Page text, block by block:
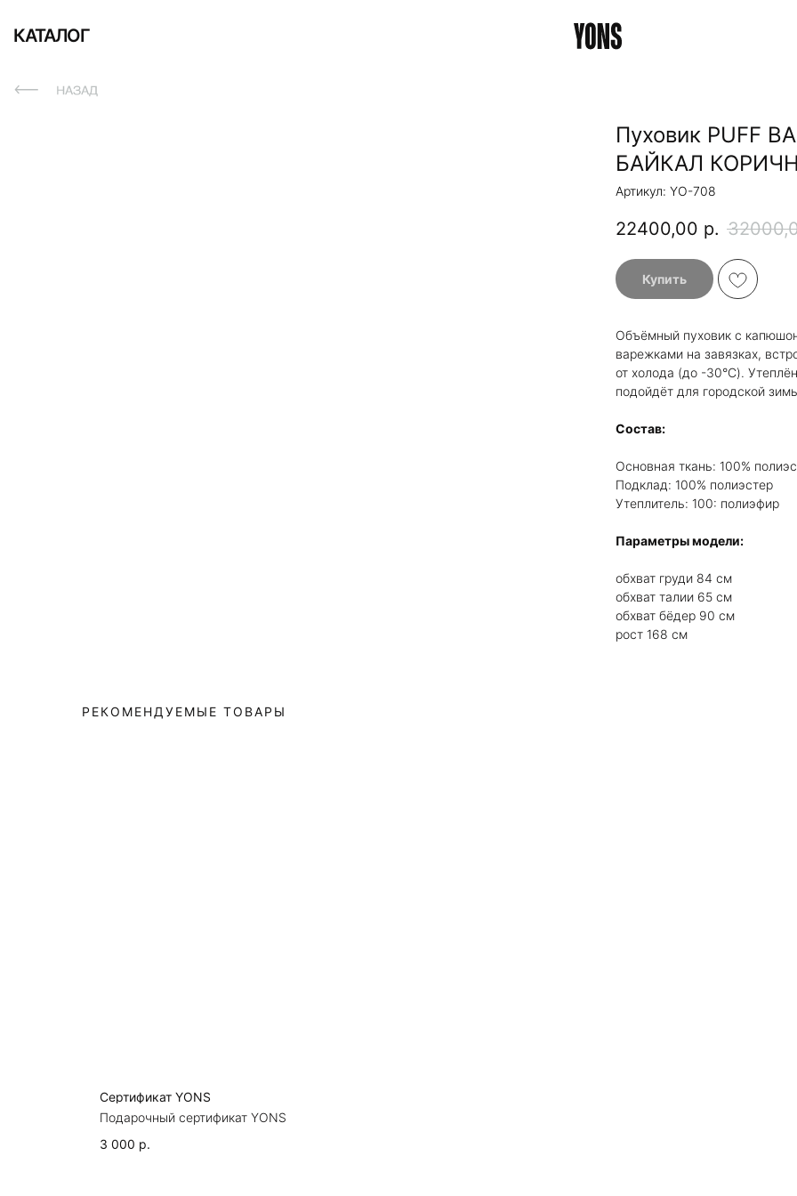
КАТАЛОГ
Пуховик PUFF
БАЙКАЛ
Артикул: YO-708
22400,00 р.
Купить
Объёмный пуховик с
варежками на завязках,
от холода (до -30°C).
подойдёт для городской
Состав:
Основная ткань: 100%
Подклад: 100% полиэстер
Утеплитель: 100: полиэфир
Параметры модели:
обхват груди 84 см
обхват талии 65 см
обхват бёдер 90 см
рост 168 см
РЕКОМЕНДУЕМЫЕ ТОВАРЫ
Сертификат YONS
Подарочный сертификат YONS
3 000 р.